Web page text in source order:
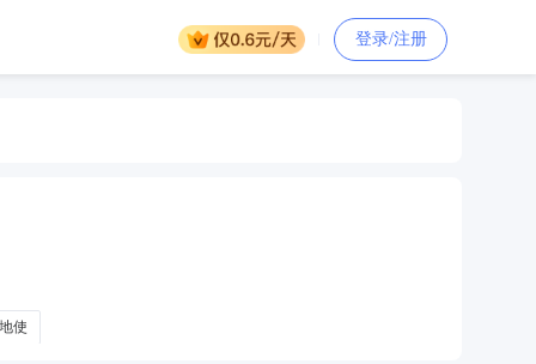
登录/注册
使